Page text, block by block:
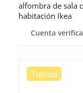
alfombra de sala
habitación Ikea
Cuenta